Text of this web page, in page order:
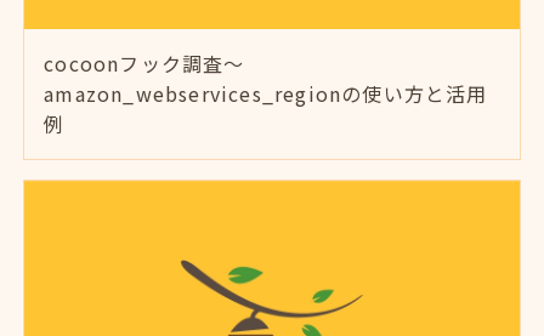
cocoonフック調査～
amazon_webservices_regionの使い方と活用
例